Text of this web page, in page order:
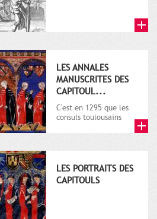
LES ANNALES
MANUSCRITES DES
CAPITOUL...
C'est en 1295 que les
consuls toulousains
LES PORTRAITS DES
CAPITOULS